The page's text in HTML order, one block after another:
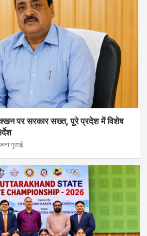
पर सरकार सख्त, पूरे प्रदेश में विशेष
गुसाई